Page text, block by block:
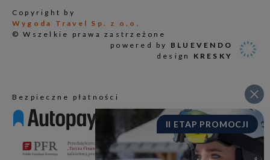
II ETAP PROMOCJI
Copyright by
Wygoda Travel Sp. z o.o.
© Wszelkie prawa zastrzeżone
powered by BLUEVENDO
design
KRESKY
Bezpieczne płatności